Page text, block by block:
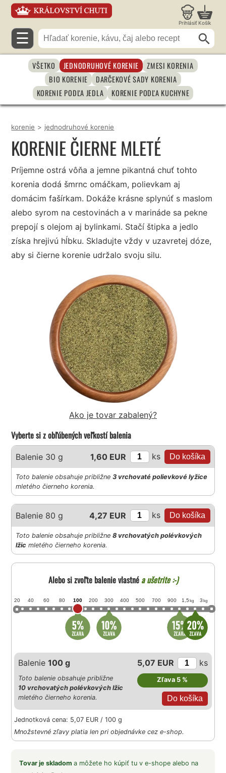
Prihlásiť Košík
☰
VŠETKO JEDNODRUHOVÉ KORENIE
ZMESI KORENIA
BIO KORENIE
DARČEKOVÉ SADY KORENIA
KORENIE PODĽA JEDLA
KORENIE PODĽA KUCHYNE
korenie > jednodruhové korenie
KORENIE ČIERNE MLETÉ
Príjemne ostrá vôňa a jemne pikantná chuť tohto
korenia dodá šmrnc omáčkam, polievkam aj
domácim fašírkam. Dokáže krásne splynúť s maslom
alebo syrom na cestovinách a v marináde sa pekne
prepojí s olejom aj bylinkami. Stačí štipka a jedlo
získa hrejivú hĺbku. Skladujte vždy v uzavretej dóze,
aby si čierne korenie udržalo svoju silu.
Ako je tovar zabalený?
Vyberte si z obľúbených veľkostí balenia
Balenie 30 g 1,60 EUR ks
Toto balenie obsahuje približne3 vrchovaté polievkové lyžice
mletého čierneho korenia.
Balenie 80 g 4,27 EUR ks
Toto balenie obsahuje približne8 vrchovatých polévkových
lžic mletého čierneho korenia.
Alebo si zvoľte balenie vlastnéa ušetrite :-)
20 40 60 80 100 200 300 400 500 700 900 1,5 kg 3 kg
Balenie100 g 5,07 EUR ks
Zľava 5 %
Toto balenie obsahuje približne
10 vrchovatých polévkových lžic
mletého čierneho korenia.
Jednotková cena: 5,07 EUR / 100 g
Množstevné zľavy platia len pri objednávke cez e-shop.
Tovar je skladoma môžete ho kúpiť tu v e-shope alebo na